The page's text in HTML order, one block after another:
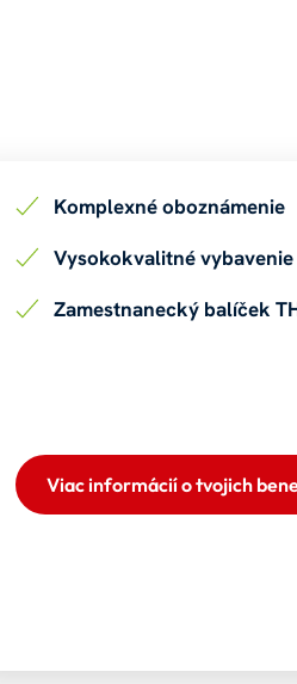
Komplexné oboznámenie
Vysokokvalitné vybavenie
Zamestnanecký balíček
Viac informácií o tvojich